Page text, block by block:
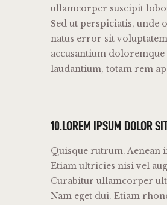
ullamcorper suscipit
Sed ut perspiciatis, unde
natus error sit voluptatem
accusantium doloremque
laudantium, totam rem
10.LOREM IPSUM DOLOR
Quisque rutrum. Aenean
Etiam ultricies nisi vel
Curabitur ullamcorper
Nam eget dui. Etiam